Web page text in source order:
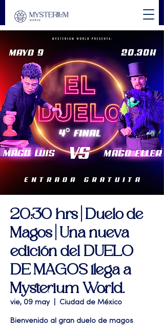
20:30 hrs | Duelo de
Magos | Una nueva
edición del DUELO
DE MAGOS llega a
Mysterium World.
vie, 09 may
  |
Ciudad de México
Bienvenido al gran duelo de magos